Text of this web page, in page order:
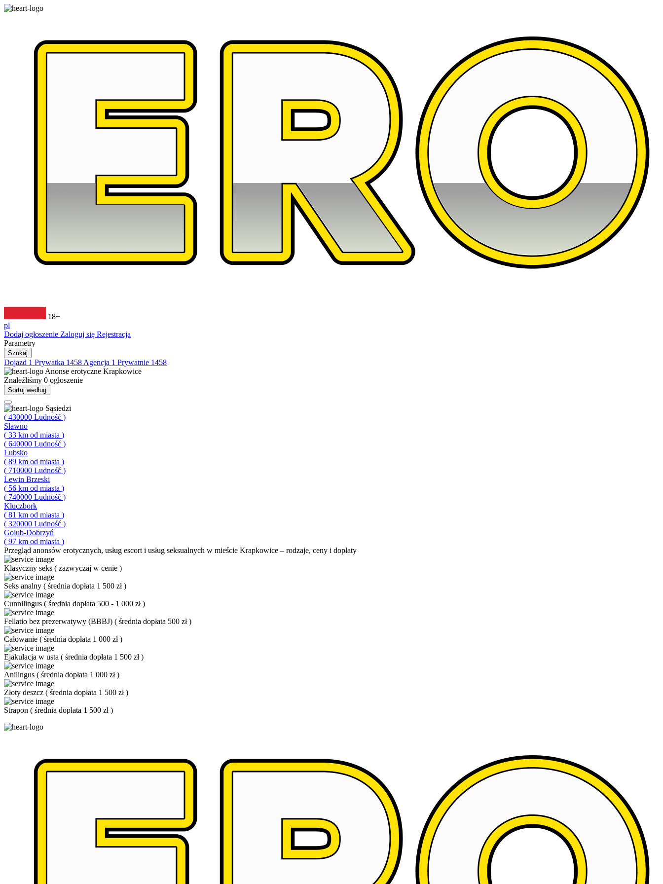
18+
pl
Dodaj ogłoszenie Zaloguj się Rejestracja
Parametry
Szukaj
Dojazd 1 Prywatka 1458 Agencja 1 Prywatnie 1458
Anonse erotyczne Krapkowice
Znaleźliśmy 0 ogłoszenie
Sortuj według
Sąsiedzi
( 430000 Ludność )
Sławno
( 33 km od miasta )
( 640000 Ludność )
Lubsko
( 89 km od miasta )
( 710000 Ludność )
Lewin Brzeski
( 56 km od miasta )
( 740000 Ludność )
Kluczbork
( 81 km od miasta )
( 320000 Ludność )
Golub-Dobrzyń
( 97 km od miasta )
Przegląd anonsów erotycznych, usług escort i usług seksualnych w mieście Krapkowice – rodzaje, ceny i dopłaty
Klasyczny seks ( zazwyczaj w cenie )
Seks analny ( średnia dopłata 1 500 zł)
Cunnilingus ( średnia dopłata 500 - 1 000 zł)
Fellatio bez prezerwatywy (BBBJ) ( średnia dopłata 500 zł)
Całowanie ( średnia dopłata 1 000 zł)
Ejakulacja w usta ( średnia dopłata 1 500 zł)
Anilingus ( średnia dopłata 1 000 zł)
Złoty deszcz ( średnia dopłata 1 500 zł)
Strapon ( średnia dopłata 1 500 zł)